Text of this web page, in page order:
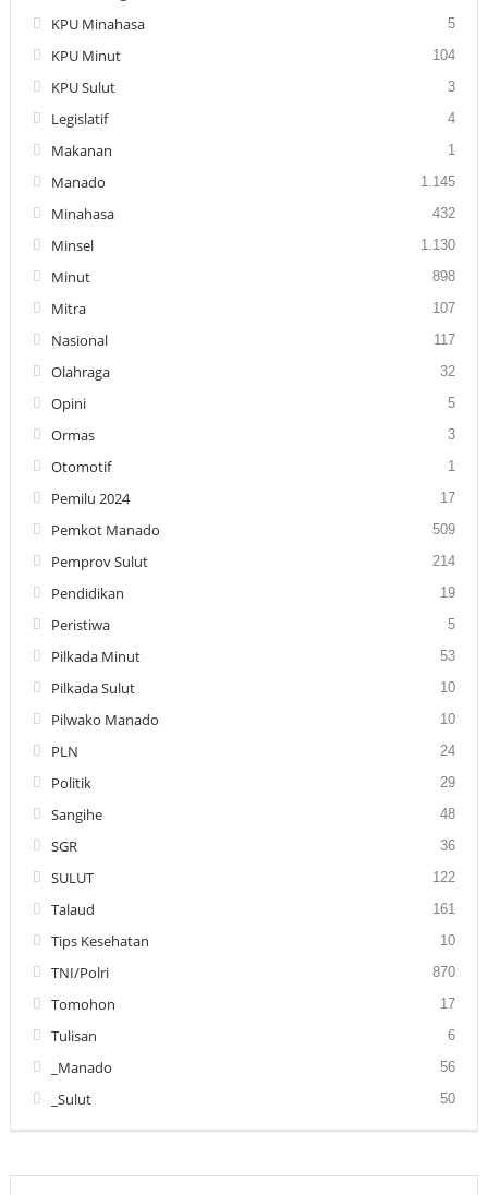
KPU Minahasa 5
KPU Minut 104
KPU Sulut 3
Legislatif 4
Makanan 1
Manado 1.145
Minahasa 432
Minsel 1.130
Minut 898
Mitra 107
Nasional 117
Olahraga 32
Opini 5
Ormas 3
Otomotif 1
Pemilu 2024 17
Pemkot Manado 509
Pemprov Sulut 214
Pendidikan 19
Peristiwa 5
Pilkada Minut 53
Pilkada Sulut 10
Pilwako Manado 10
PLN 24
Politik 29
Sangihe 48
SGR 36
SULUT 122
Talaud 161
Tips Kesehatan 10
TNI/Polri 870
Tomohon 17
Tulisan 6
_Manado 56
_Sulut 50